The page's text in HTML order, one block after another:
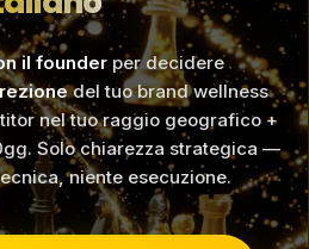
il founder per decidere
del tuo brand wellness
nel tuo raggio geografico +
Solo chiarezza strategica —
niente esecuzione.